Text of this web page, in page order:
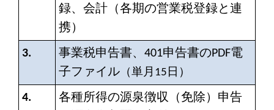
録、会計（各期の営業税登録と連
携）
3.
事業税申告書、401申告書のPDF電
子ファイル （単月15日）
4.
各種所得の源泉徴収（免除）申告